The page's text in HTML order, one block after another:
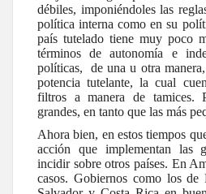
débiles, imponiéndoles las
política interna como en su
país tutelado tiene muy poco
términos de autonomía e
políticas, de una u otra
potencia tutelante, la cual
filtros a manera de tamices.
grandes, en tanto que las más
Ahora bien, en estos tiempos
acción que implementan las
incidir sobre otros países. En
casos. Gobiernos como los de